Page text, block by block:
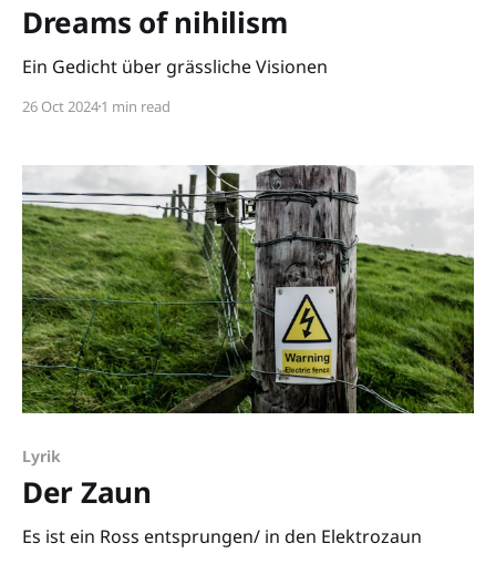
Dreams of nihilism
Ein Gedicht über grässliche Visionen
26 Oct 20241 min read
Lyrik
Der Zaun
Es ist ein Ross entsprungen/ in den Elektrozaun